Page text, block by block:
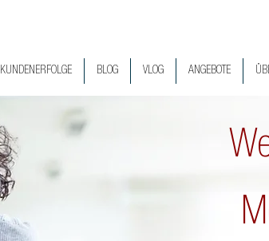
KUNDENERFOLGE BLOG VLOG ANGEBOTE